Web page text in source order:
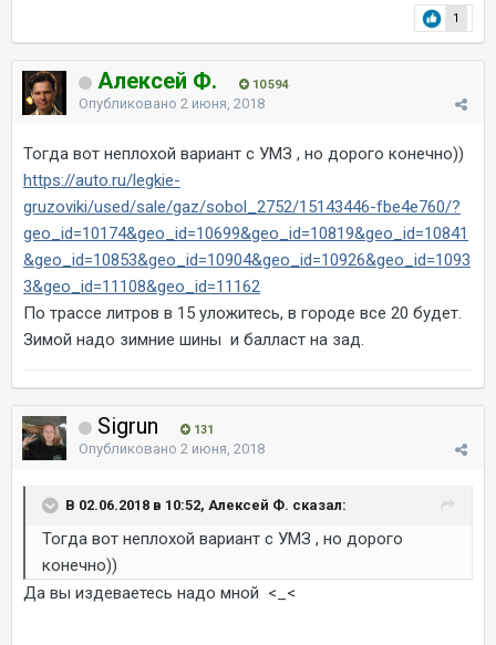
1
Алексей Ф. 10 594
Опубликовано 2 июня, 2018
Тогда вот неплохой вариант с УМЗ , но дорого конечно))
https://auto.ru/legkie-
gruzoviki/used/sale/gaz/sobol_2752/15143446-fbe4e760/?
geo_id=10174&geo_id=10699&geo_id=10819&geo_id=10841
&geo_id=10853&geo_id=10904&geo_id=10926&geo_id=1093
3&geo_id=11108&geo_id=11162
По трассе литров в 15 уложитесь, в городе все 20 будет.
Зимой надо зимние шины и балласт на зад.
Sigrun 131
Опубликовано 2 июня, 2018
В 02.06.2018 в 10:52, Алексей Ф. сказал:
Тогда вот неплохой вариант с УМЗ , но дорого
конечно))
Да вы издеваетесь надо мной <_<